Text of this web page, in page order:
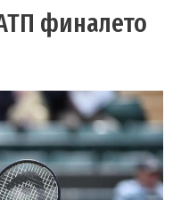
финалето